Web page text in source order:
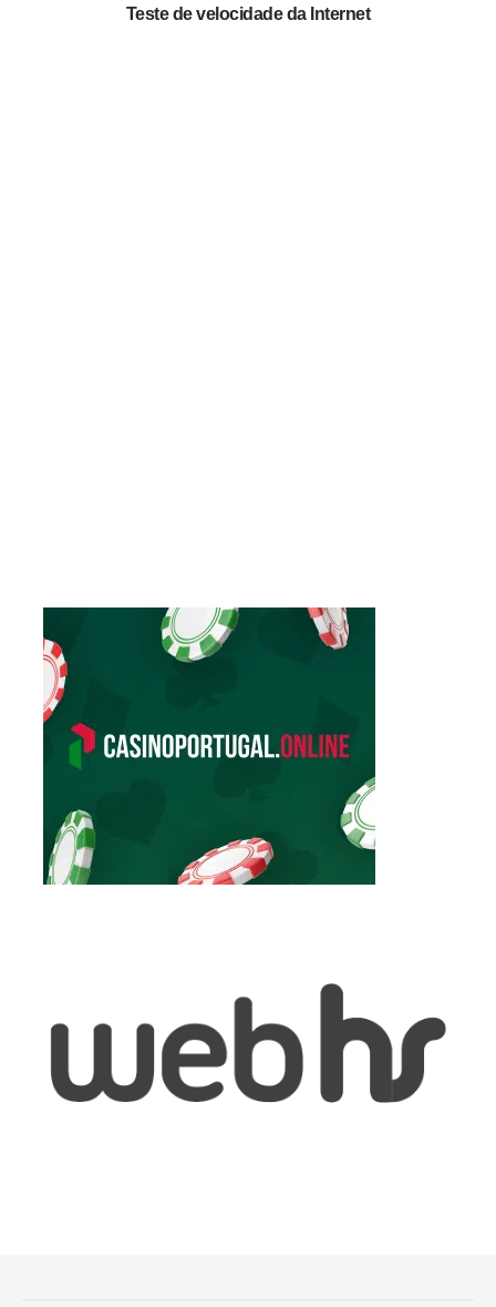
Teste de velocidade da Internet